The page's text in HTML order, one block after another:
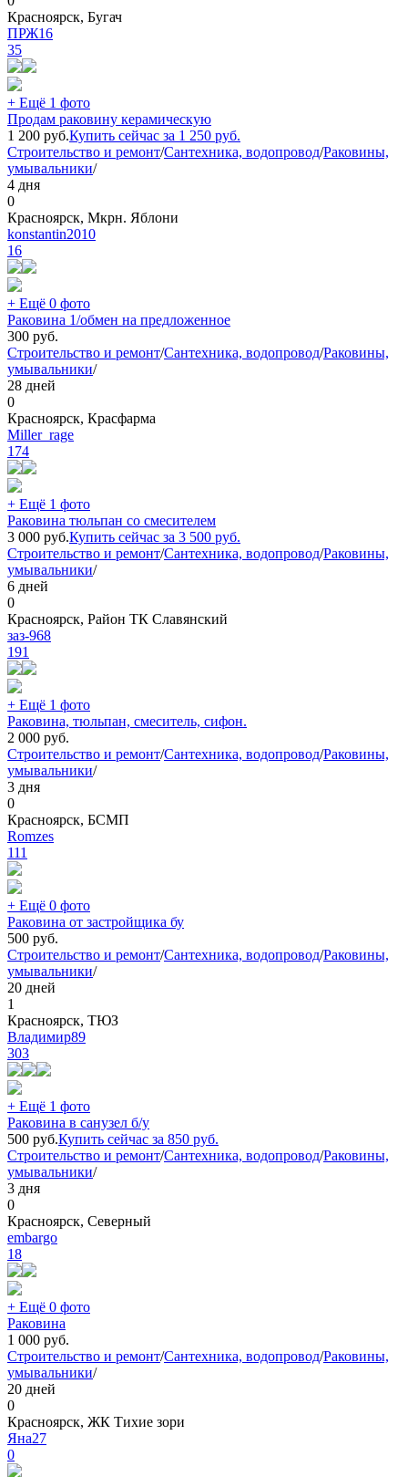
Красноярск, Бугач
ПРЖ16
35
+ Ещё 1 фото
Продам раковину керамическую
1 200 руб.Купить сейчас за 1 250 руб.
Строительство и ремонт/Сантехника, водопровод/Раковины,
умывальники/
4 дня
0
Красноярск, Мкрн. Яблони
konstantin2010
16
+ Ещё 0 фото
Раковина 1/обмен на предложенное
300 руб.
Строительство и ремонт/Сантехника, водопровод/Раковины,
умывальники/
28 дней
0
Красноярск, Красфарма
Miller_rage
174
+ Ещё 1 фото
Раковина тюльпан со смесителем
3 000 руб.Купить сейчас за 3 500 руб.
Строительство и ремонт/Сантехника, водопровод/Раковины,
умывальники/
6 дней
0
Красноярск, Район ТК Славянский
заз-968
191
+ Ещё 1 фото
Раковина, тюльпан, смеситель, сифон.
2 000 руб.
Строительство и ремонт/Сантехника, водопровод/Раковины,
умывальники/
3 дня
0
Красноярск, БСМП
Romzes
111
+ Ещё 0 фото
Раковина от застройщика бу
500 руб.
Строительство и ремонт/Сантехника, водопровод/Раковины,
умывальники/
20 дней
1
Красноярск, ТЮЗ
Владимир89
303
+ Ещё 1 фото
Раковина в санузел б/у
500 руб.Купить сейчас за 850 руб.
Строительство и ремонт/Сантехника, водопровод/Раковины,
умывальники/
3 дня
0
Красноярск, Северный
embargo
18
+ Ещё 0 фото
Раковина
1 000 руб.
Строительство и ремонт/Сантехника, водопровод/Раковины,
умывальники/
20 дней
0
Красноярск, ЖК Тихие зори
Янa27
0